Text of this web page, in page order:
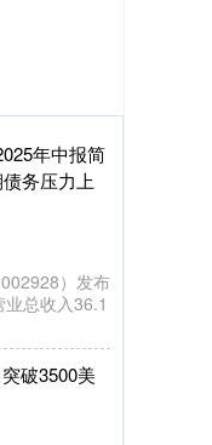
两站总评
年轻主攻
共计打了8
现尚可，最
日融资买入